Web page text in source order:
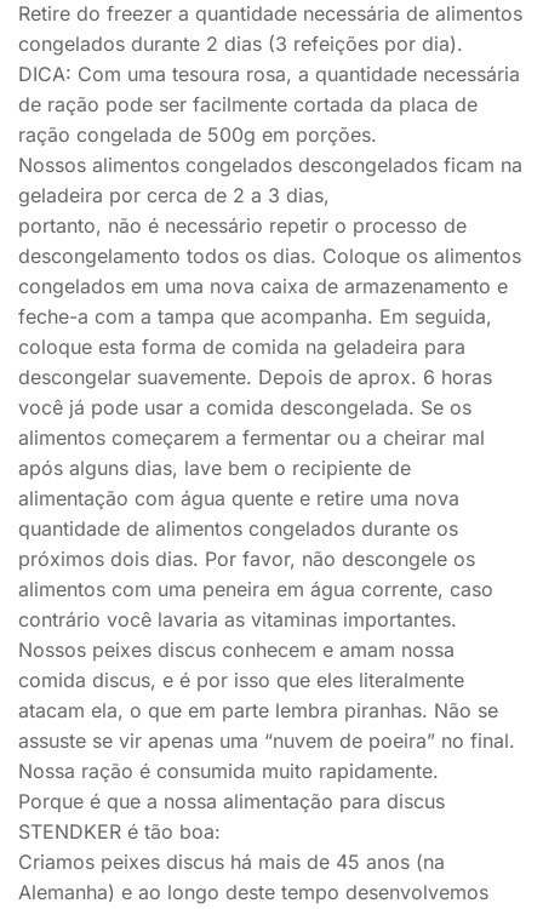
Retire do freezer a quantidade necessária de alimentos
congelados durante 2 dias (3 refeições por dia).
DICA: Com uma tesoura rosa, a quantidade necessária
de ração pode ser facilmente cortada da placa de
ração congelada de 500g em porções.
Nossos alimentos congelados descongelados ficam na
geladeira por cerca de 2 a 3 dias,
portanto, não é necessário repetir o processo de
descongelamento todos os dias. Coloque os alimentos
congelados em uma nova caixa de armazenamento e
feche-a com a tampa que acompanha. Em seguida,
coloque esta forma de comida na geladeira para
descongelar suavemente. Depois de aprox. 6 horas
você já pode usar a comida descongelada. Se os
alimentos começarem a fermentar ou a cheirar mal
após alguns dias, lave bem o recipiente de
alimentação com água quente e retire uma nova
quantidade de alimentos congelados durante os
próximos dois dias. Por favor, não descongele os
alimentos com uma peneira em água corrente, caso
contrário você lavaria as vitaminas importantes.
Nossos peixes discus conhecem e amam nossa
comida discus, e é por isso que eles literalmente
atacam ela, o que em parte lembra piranhas. Não se
assuste se vir apenas uma “nuvem de poeira” no final.
Nossa ração é consumida muito rapidamente.
Porque é que a nossa alimentação para discus
STENDKER é tão boa:
Criamos peixes discus há mais de 45 anos (na
Alemanha) e ao longo deste tempo desenvolvemos